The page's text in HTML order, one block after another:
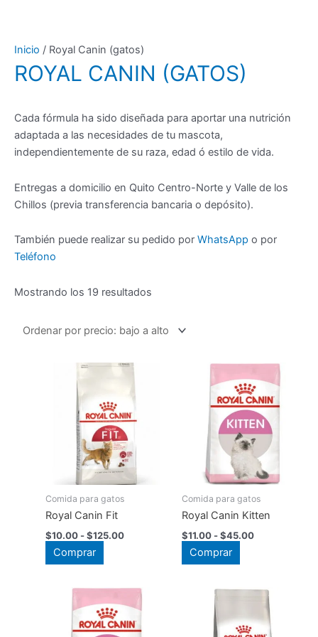
Inicio / Royal Canin (gatos)
ROYAL CANIN (GATOS)
Cada fórmula ha sido diseñada para aportar una nutrición
adaptada a las necesidades de tu mascota,
independientemente de su raza, edad ó estilo de vida.
Entregas a domicilio en Quito Centro-Norte y Valle de los
Chillos (previa transferencia bancaria o depósito).
También puede realizar su pedido por WhatsApp o por
Teléfono
Mostrando los 19 resultados
precio:
Comida para gatos
Royal Canin Fit
$10.00 - $125.00Rango
hasta
$125.00
Comprar
tiene
múltiples
variantes.
Comida para gatos
Royal Canin Kitten
$11.00 -$45.00Rango
hasta
$45.00
Comprar
múltiples
variantes.